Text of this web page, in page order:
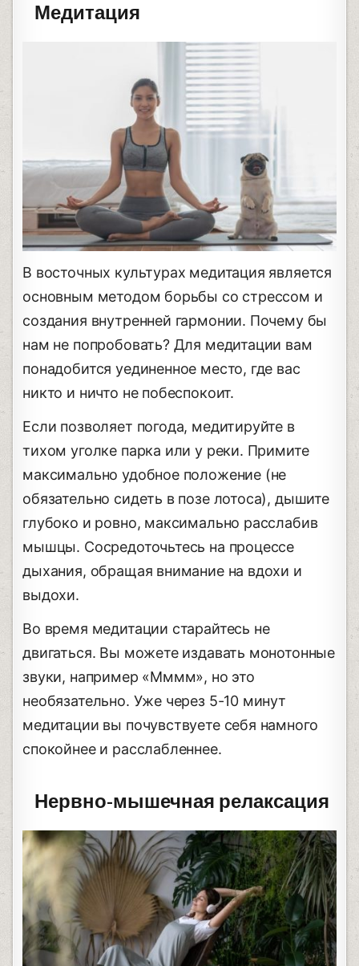
Медитация
В восточных культурах медитация является
основным методом борьбы со стрессом и
создания внутренней гармонии. Почему бы
нам не попробовать? Для медитации вам
понадобится уединенное место, где вас
никто и ничто не побеспокоит.
Если позволяет погода, медитируйте в
тихом уголке парка или у реки. Примите
максимально удобное положение (не
обязательно сидеть в позе лотоса), дышите
глубоко и ровно, максимально расслабив
мышцы. Сосредоточьтесь на процессе
дыхания, обращая внимание на вдохи и
выдохи.
Во время медитации старайтесь не
двигаться. Вы можете издавать монотонные
звуки, например «Мммм», но это
необязательно. Уже через 5-10 минут
медитации вы почувствуете себя намного
спокойнее и расслабленнее.
Нервно-мышечная релаксация